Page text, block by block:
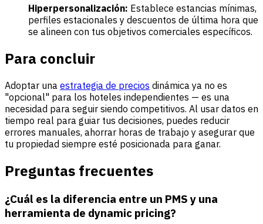
Hiperpersonalización: Establece estancias mínimas,
perfiles estacionales y descuentos de última hora que
se alineen con tus objetivos comerciales específicos.
Para concluir
Adoptar una estrategia de precios dinámica ya no es
"opcional" para los hoteles independientes — es una
necesidad para seguir siendo competitivos. Al usar datos en
tiempo real para guiar tus decisiones, puedes reducir
errores manuales, ahorrar horas de trabajo y asegurar que
tu propiedad siempre esté posicionada para ganar.
Preguntas frecuentes
¿Cuál es la diferencia entre un PMS y una
herramienta de dynamic pricing?